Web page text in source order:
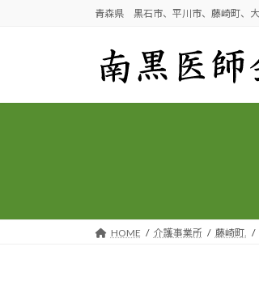
へ
ョ
青森県 黒石市、平川市、藤崎町、
HOME 介護事業所 藤崎町.